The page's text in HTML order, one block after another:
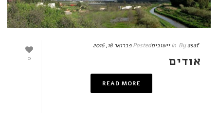
0
Byasaf
In יישוביםPosted פברואר 18, 2016
אודים
READ MORE